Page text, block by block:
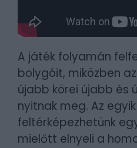
A játék folyamán
bolygóit, miközben
újabb körei újabb és
nyitnak meg. Az
feltérképezhetünk
mielőtt elnyeli a